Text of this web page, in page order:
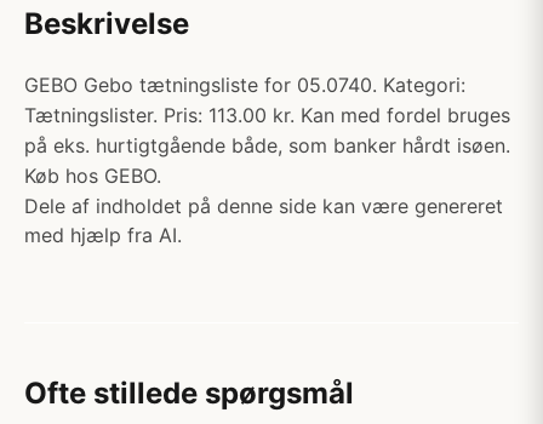
Beskrivelse
GEBO Gebo tætningsliste for 05.0740. Kategori:
Tætningslister. Pris: 113.00 kr. Kan med fordel bruges
på eks. hurtigtgående både, som banker hårdt isøen.
Køb hos GEBO.
Dele af indholdet på denne side kan være genereret
med hjælp fra AI.
Ofte stillede spørgsmål